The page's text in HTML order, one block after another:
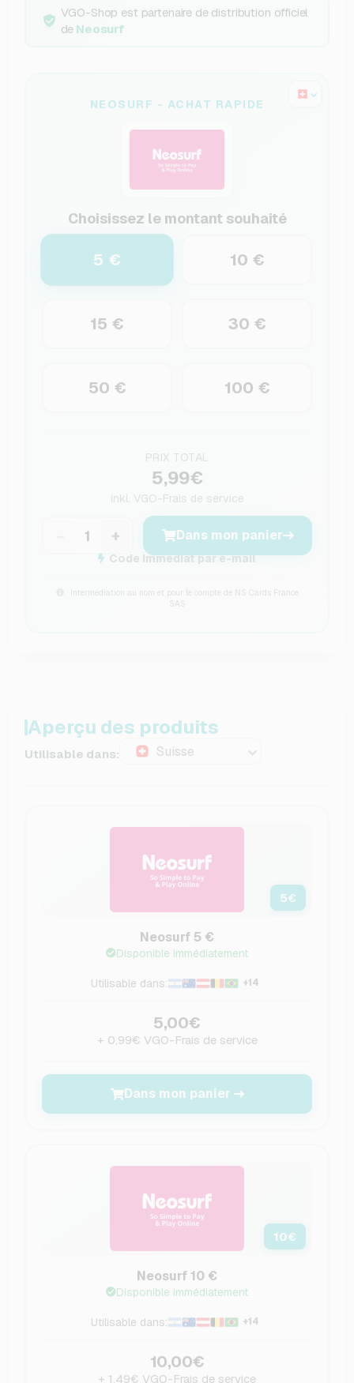
VGO-Shop est partenaire de distribution officiel
de Neosurf
NEOSURF - ACHAT RAPIDE
Choisissez le montant souhaité
5 € 10 €
15 € 30 €
50 € 100 €
PRIX TOTAL
5,99€
inkl. VGO-Frais de service
+ Dans mon panier
Code immédiat par e-mail
Intermédiation au nom et pour le compte de NS Cards France
SAS
Aperçu des produits
Utilisable dans: Suisse
5€
Neosurf 5 €
Disponible immédiatement
Utilisable dans: +14
5,00€
+ 0,99€ VGO-Frais de service
Dans mon panier
10€
Neosurf 10 €
Disponible immédiatement
Utilisable dans: +14
10,00€
+ 1,49€ VGO-Frais de service